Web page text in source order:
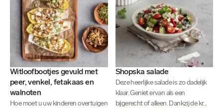
Witloofbootjes gevuld met
peer, venkel, fetakaas en
walnoten
Hoe moet u uw kinderen overtuigen
Shopska salade
Deze heerlijke salade is zo dadelijk
klaar. Geniet ervan als een
bijgerecht of alleen. Dankzij de kr...